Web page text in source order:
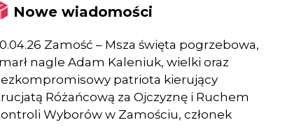
Nowe wiadomości
Zamość – Msza święta pogrzebowa,
nagle Adam Kaleniuk, wielki oraz
patriota kierujący
Różańcową za Ojczyznę i Ruchem
Wyborów w Zamościu, członek